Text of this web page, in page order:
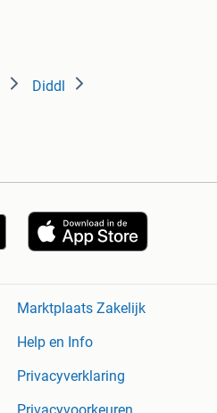
Diddl
Marktplaats Zakelijk
Help en Info
Privacyverklaring